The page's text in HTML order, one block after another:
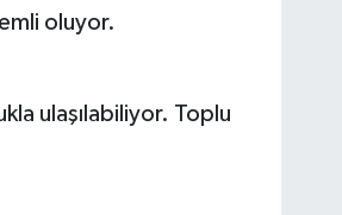
oluyor.
ulaşılabiliyor. Toplu